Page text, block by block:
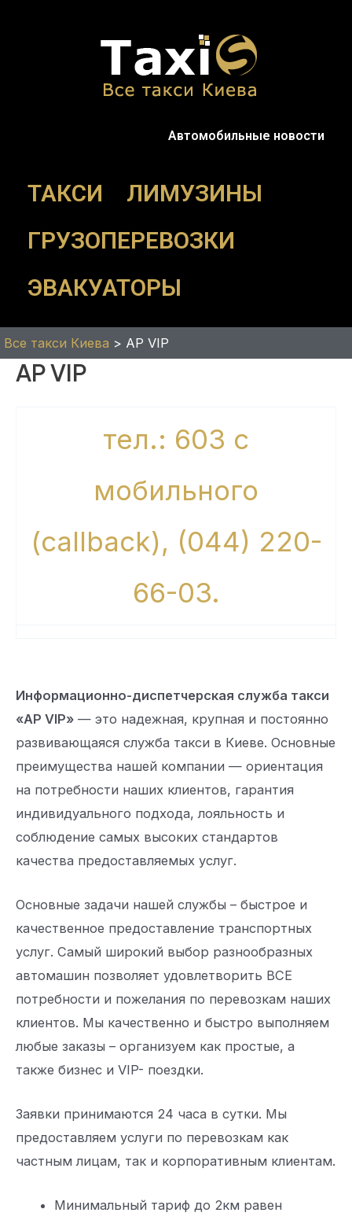
Автомобильные новости
ТАКСИ
ЛИМУЗИНЫ
ГРУЗОПЕРЕВОЗКИ
ЭВАКУАТОРЫ
Все такси Киева > AP VIP
AP VIP
тел.: 603 с
мобильного
(callback), (044) 220-
66-03.
Информационно-диспетчерская служба такси
«AP VIP» — это надежная, крупная и постоянно
развивающаяся служба такси в Киеве. Основные
преимущества нашей компании — ориентация
на потребности наших клиентов, гарантия
индивидуального подхода, лояльность и
соблюдение самых высоких стандартов
качества предоставляемых услуг.
Основные задачи нашей службы – быстрое и
качественное предоставление транспортных
услуг. Самый широкий выбор разнообразных
автомашин позволяет удовлетворить ВСЕ
потребности и пожелания по перевозкам наших
клиентов. Мы качественно и быстро выполняем
любые заказы – организуем как простые, а
также бизнес и VIP- поездки.
Заявки принимаются 24 часа в сутки. Мы
предоставляем услуги по перевозкам как
частным лицам, так и корпоративным клиентам.
Минимальный тариф до 2км равен